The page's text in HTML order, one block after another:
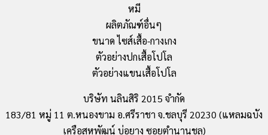
หมี
ผลิตภัณฑ์อื่นๆ
ขนาด ไซส์เสื้อ-กางเกง
ตัวอย่างปกเสื้อโปโล
ตัวอย่างแขนเสื้อโปโล
บริษัท นลินสิริ 2015 จำกัด
183/81 หมู่ 11 ต.หนองขาม อ.ศรีราชา จ.ชลบุรี 20230 (แหลมฉบัง
เครือสหพัฒน์ บ่อยาง ซอยตำนานชล)